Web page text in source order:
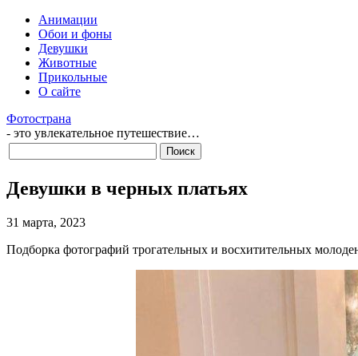
Анимации
Обои и фоны
Девушки
Животные
Прикольные
О сайте
Фотострана
- это увлекательное путешествие…
Девушки в черных платьях
31 марта, 2023
Подборка фотографий трогательных и восхитительных